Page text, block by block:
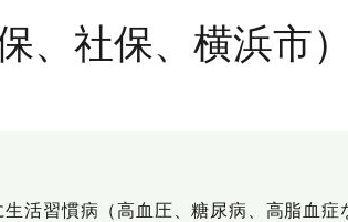
、社保、横浜市）
活習慣病（高血圧、糖尿病、高脂血症